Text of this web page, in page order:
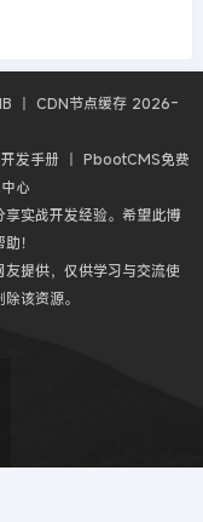
丨 CDN节点缓存 2026-
发手册 丨 PbootCMS免费
心
实战开发经验。希望此博
！
提供，仅供学习与交流使
该资源。